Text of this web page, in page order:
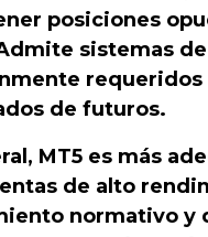
posiciones
sistemas
de futuros.
MT5 es más
de alto
normativo y